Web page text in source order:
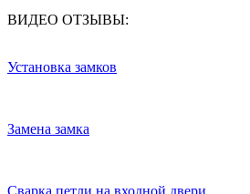
ВИДЕО ОТЗЫВЫ:
Установка замков
Замена замка
Сварка петли на входной двери